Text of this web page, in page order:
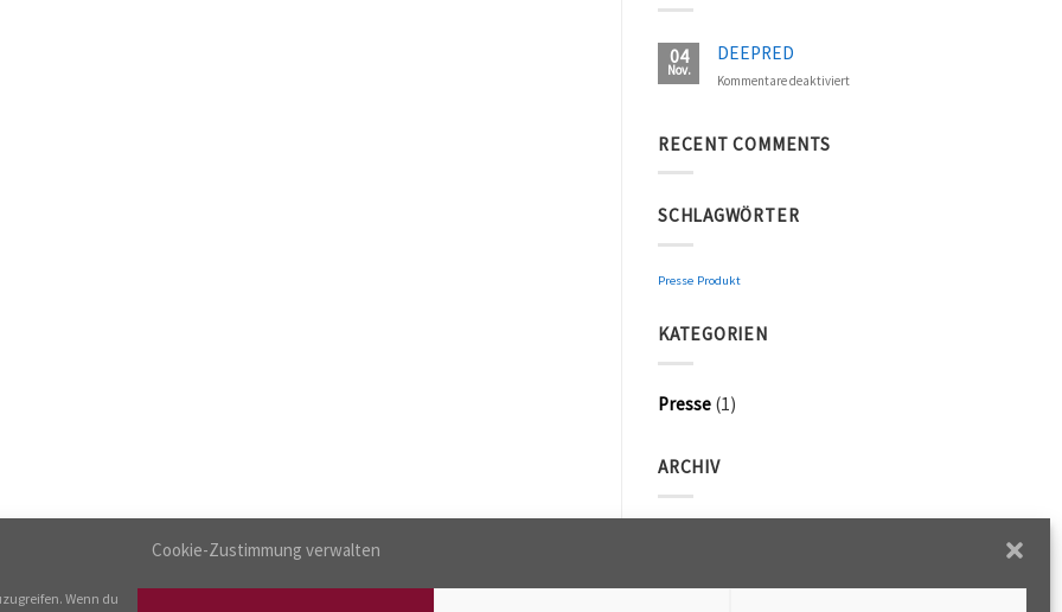
Cookie-Zustimmung verwalten
Wenn du
04
Nov.
DEEPRED
Kommentare deaktiviertfür
RECENT COMMENTS
SCHLAGWÖRTER
Presse Produkt
KATEGORIEN
Presse (1)
ARCHIV